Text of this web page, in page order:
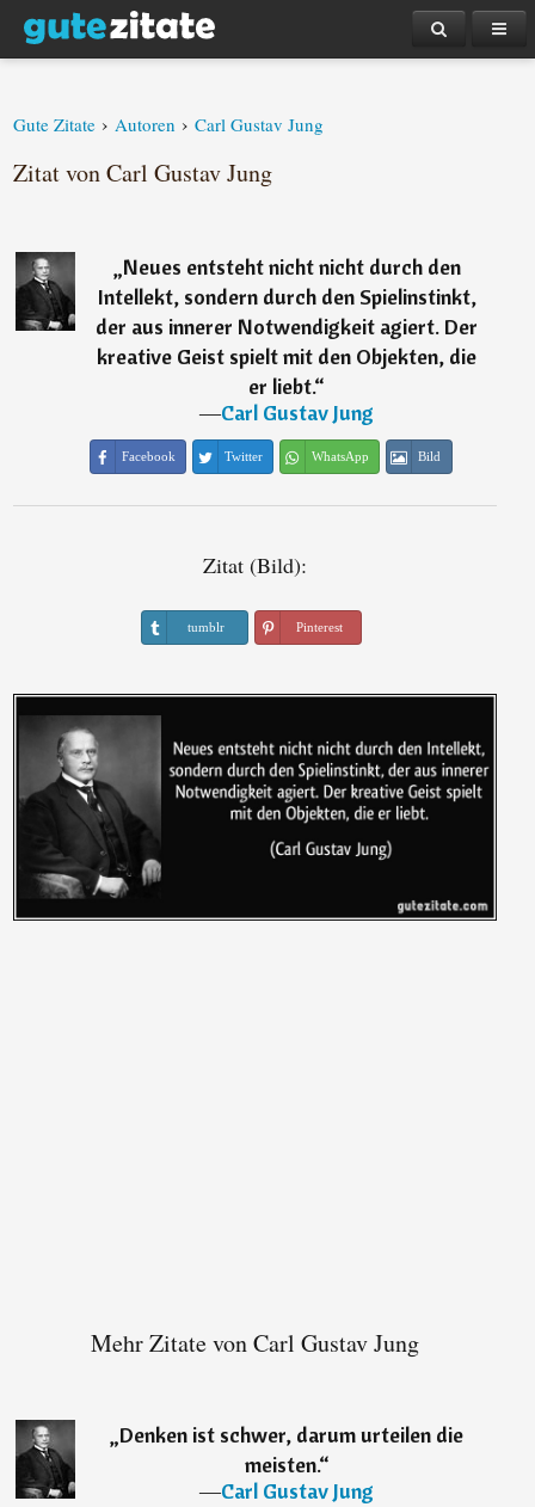
Gute Zitate › Autoren › Carl Gustav Jung
Zitat von Carl Gustav Jung
„Neues entsteht nicht nicht durch den
Intellekt, sondern durch den Spielinstinkt,
der aus innerer Notwendigkeit agiert. Der
kreative Geist spielt mit den Objekten, die
er liebt.“
―Carl Gustav Jung
Facebook Twitter WhatsApp Bild
Zitat (Bild):
tumblr Pinterest
Mehr Zitate von Carl Gustav Jung
„Denken ist schwer, darum urteilen die
meisten.“
―Carl Gustav Jung